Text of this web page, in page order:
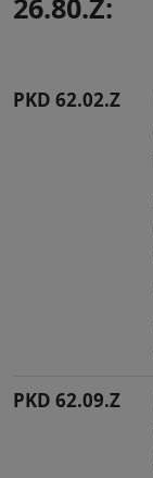
PKD 62.02.Z
PKD 62.09.Z